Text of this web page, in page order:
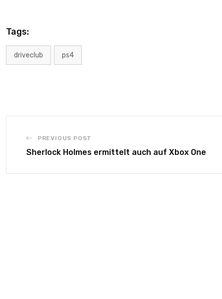
Tags:
driveclub ps4
PREVIOUS POST
Sherlock Holmes ermittelt auch auf Xbox One